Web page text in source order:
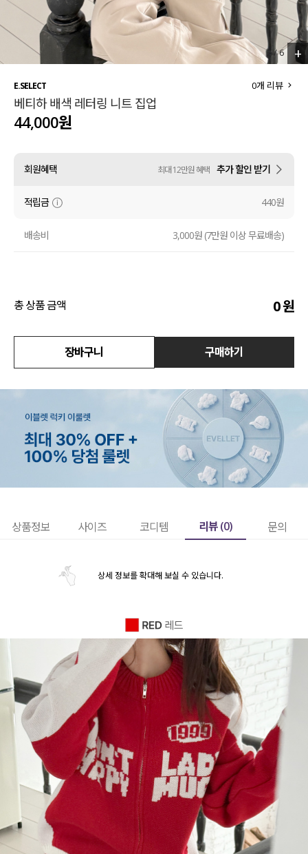
살안타템
110사이즈
티셔츠
셔츠
원피스
니트
언더웨어/파자마
코디템
FIT ZOOM
팬츠
스커트 3/6 +
E.SELECT
베티하 배색 레터링 니트 집업
0개 리뷰
44,000원
회원혜택 최대 12만원 혜택 추가 할인 받기
적립금 440원
배송비 3,000원 (7만원 이상 무료배송)
총 상품 금액 0원
장바구니 구매하기
상품정보 사이즈 코디템 리뷰 (0) 문의
상세 정보를 확대해 보실 수 있습니다.